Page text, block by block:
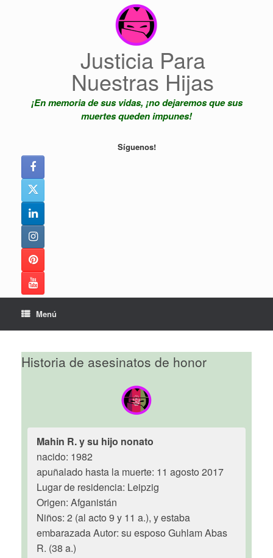
Justicia Para
Nuestras Hijas
¡En memoria de sus vidas, ¡no dejaremos que sus
muertes queden impunes!
Síguenos!
Menú
Historia de asesinatos de honor
Mahin R. y su hijo nonato
nacido: 1982
apuñalado hasta la muerte: 11 agosto 2017
Lugar de residencia: Leipzig
Origen: Afganistán
Niños: 2 (al acto 9 y 11 a.), y estaba
embarazada Autor: su esposo Guhlam Abas
R. (38 a.)